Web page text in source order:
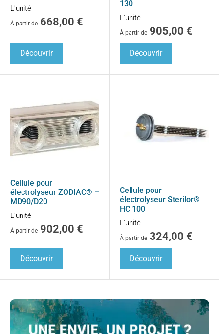
L'unité
À partir de 668,00 €
Découvrir
130
L'unité
À partir de 905,00 €
Découvrir
Cellule pour
électrolyseur ZODIAC® –
MD90/D20
L'unité
À partir de 902,00 €
Découvrir
Cellule pour
électrolyseur Sterilor®
HC 100
L'unité
À partir de 324,00 €
Découvrir